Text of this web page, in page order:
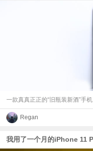
一款真真正正的“旧瓶装新酒”手机
Regan